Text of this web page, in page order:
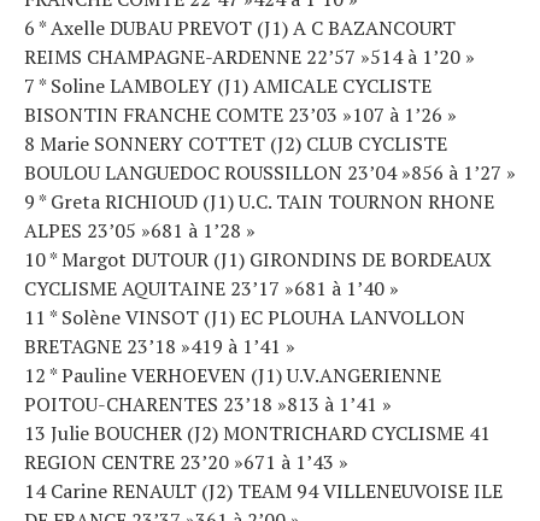
6 * Axelle DUBAU PREVOT (J1) A C BAZANCOURT
REIMS CHAMPAGNE-ARDENNE 22’57 »514 à 1’20 »
7 * Soline LAMBOLEY (J1) AMICALE CYCLISTE
BISONTIN FRANCHE COMTE 23’03 »107 à 1’26 »
8 Marie SONNERY COTTET (J2) CLUB CYCLISTE
BOULOU LANGUEDOC ROUSSILLON 23’04 »856 à 1’27 »
9 * Greta RICHIOUD (J1) U.C. TAIN TOURNON RHONE
ALPES 23’05 »681 à 1’28 »
10 * Margot DUTOUR (J1) GIRONDINS DE BORDEAUX
CYCLISME AQUITAINE 23’17 »681 à 1’40 »
11 * Solène VINSOT (J1) EC PLOUHA LANVOLLON
BRETAGNE 23’18 »419 à 1’41 »
12 * Pauline VERHOEVEN (J1) U.V.ANGERIENNE
POITOU-CHARENTES 23’18 »813 à 1’41 »
13 Julie BOUCHER (J2) MONTRICHARD CYCLISME 41
REGION CENTRE 23’20 »671 à 1’43 »
14 Carine RENAULT (J2) TEAM 94 VILLENEUVOISE ILE